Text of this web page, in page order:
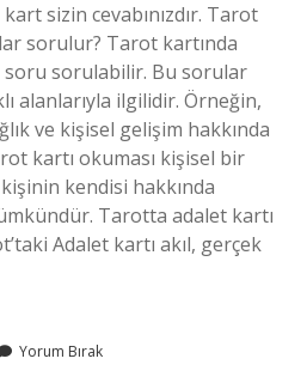
sizin cevabınızdır. Tarot
sorulur? Tarot kartında
soru sorulabilir. Bu sorular
alanlarıyla ilgilidir. Örneğin,
ve kişisel gelişim hakkında
kartı okuması kişisel bir
kendisi hakkında
Tarotta adalet kartı
Adalet kartı akıl, gerçek
Yorum Bırak